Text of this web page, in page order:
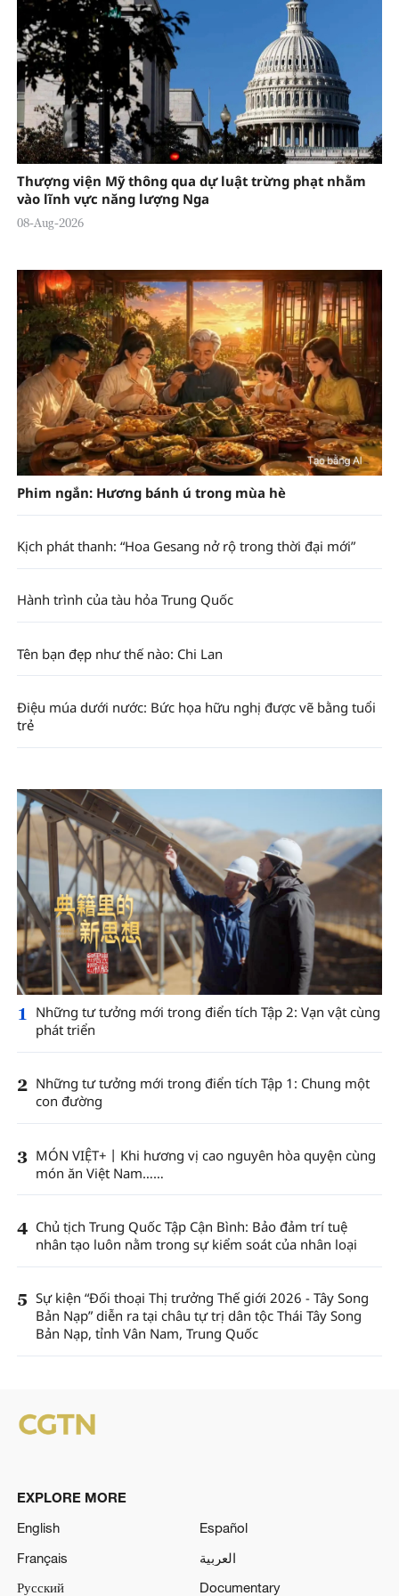
Thượng viện Mỹ thông qua dự luật trừng phạt nhằm
vào lĩnh vực năng lượng Nga
08-Aug-2026
Phim ngắn: Hương bánh ú trong mùa hè
Kịch phát thanh: “Hoa Gesang nở rộ trong thời đại mới”
Hành trình của tàu hỏa Trung Quốc
Tên bạn đẹp như thế nào: Chi Lan
Điệu múa dưới nước: Bức họa hữu nghị được vẽ bằng tuổi
trẻ
1
Những tư tưởng mới trong điển tích Tập 2: Vạn vật cùng
phát triển
2 Những tư tưởng mới trong điển tích Tập 1: Chung một
con đường
3 MÓN VIỆT+丨Khi hương vị cao nguyên hòa quyện cùng
món ăn Việt Nam……
4 Chủ tịch Trung Quốc Tập Cận Bình: Bảo đảm trí tuệ
nhân tạo luôn nằm trong sự kiểm soát của nhân loại
5 Sự kiện “Đối thoại Thị trưởng Thế giới 2026 - Tây Song
Bản Nạp” diễn ra tại châu tự trị dân tộc Thái Tây Song
Bản Nạp, tỉnh Vân Nam, Trung Quốc
EXPLORE MORE
English
Español
Français
العربية
Русский
Documentary